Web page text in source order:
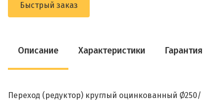
Быстрый заказ
Описание Характеристики Гарантия
Переход (редуктор) круглый оцинкованный Ø250/